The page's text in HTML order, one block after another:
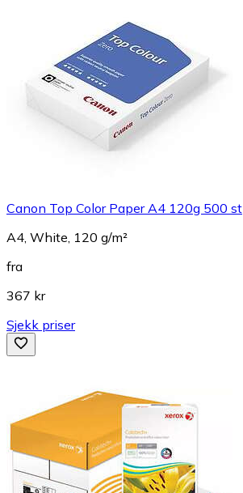
Canon Top Color Paper A4 120g 500 st
A4, White, 120 g/m²
fra
367 kr
Sjekk priser